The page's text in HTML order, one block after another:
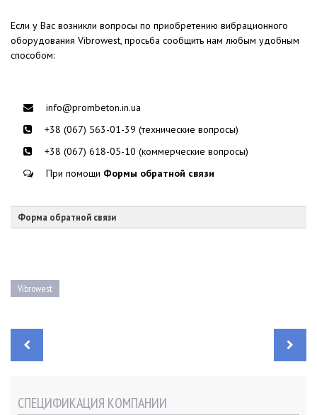
Если у Вас возникли вопросы по приобретению вибрационного
оборудования Vibrowest, просьба сообщить нам любым удобным
способом:
info@prombeton.in.ua
+38 (067) 563-01-39 (технические вопросы)
+38 (067) 618-05-10 (коммерческие вопросы)
При помощи Формы обратной связи
Форма обратной связи
Vibrowest
а
СПЕЦИФИКАЦИЯ КОМПАНИИ